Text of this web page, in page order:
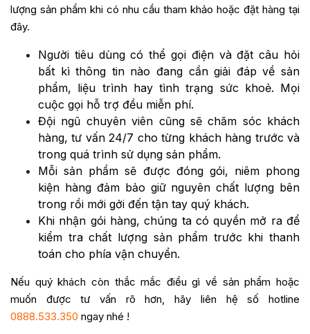
lượng sản phẩm khi có nhu cầu tham khảo hoặc đặt hàng tại
đây.
Người tiêu dùng có thể gọi điện và đặt câu hỏi
bất kì thông tin nào đang cần giải đáp về sản
phẩm, liệu trình hay tình trạng sức khoẻ. Mọi
cuộc gọi hỗ trợ đều miễn phí.
Đội ngũ chuyên viên cũng sẽ chăm sóc khách
hàng, tư vấn 24/7 cho từng khách hàng trước và
trong quá trình sử dụng sản phẩm.
Mỗi sản phẩm sẽ được đóng gói, niêm phong
kiện hàng đảm bảo giữ nguyên chất lượng bên
trong rồi mới gởi đến tận tay quý khách.
Khi nhận gói hàng, chúng ta có quyền mở ra để
kiểm tra chất lượng sản phẩm trước khi thanh
toán cho phía vận chuyển.
Nếu quý khách còn thắc mắc điều gì về sản phẩm hoặc
muốn được tư vấn rõ hơn, hãy liên hệ số hotline
0888.533.350 ngay nhé !